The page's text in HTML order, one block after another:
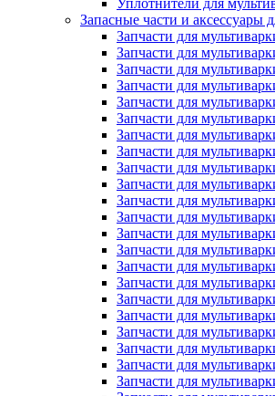
Уплотнители для
Запасные части и аксессуары
Запчасти для
Запчасти для
Запчасти для
Запчасти для
Запчасти для
Запчасти для
Запчасти для
Запчасти для
Запчасти для
Запчасти для
Запчасти для
Запчасти для
Запчасти для
Запчасти для
Запчасти для
Запчасти для
Запчасти для
Запчасти для
Запчасти для
Запчасти для
Запчасти для
Запчасти для